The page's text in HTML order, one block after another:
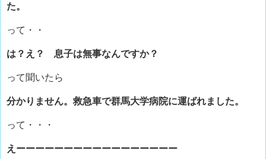
た。
って・・
は？え？ 息子は無事なんですか？
って聞いたら
分かりません。救急車で群馬大学病院に運ばれました。
って・・・
えーーーーーーーーーーーーーーーーー